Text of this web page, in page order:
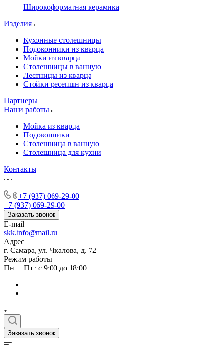
Широкоформатная керамика
Изделия
Кухонные столешницы
Подоконники из кварца
Мойки из кварца
Столешницы в ванную
Лестницы из кварца
Стойки ресепшн из кварца
Партнеры
Наши работы
Мойка из кварца
Подоконники
Столешница в ванную
Столешница для кухни
Контакты
+7 (937) 069-29-00
+7 (937) 069-29-00
Заказать звонок
E-mail
skk.info@mail.ru
Адрес
г. Самара, ул. Чкалова, д. 72
Режим работы
Пн. – Пт.: с 9:00 до 18:00
Заказать звонок